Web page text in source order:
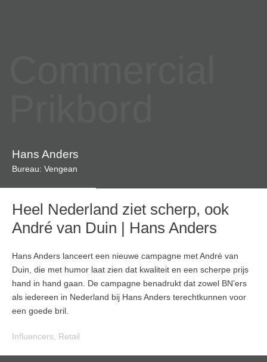
Hans Anders
Bureau: Vengean
Heel Nederland ziet scherp, ook
André van Duin | Hans Anders
Hans Anders lanceert een nieuwe campagne met André van
Duin, die met humor laat zien dat kwaliteit en een scherpe prijs
hand in hand gaan. De campagne benadrukt dat zowel BN’ers
als iedereen in Nederland bij Hans Anders terechtkunnen voor
een goede bril.
Influencers Retail